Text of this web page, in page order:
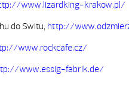
www.lizardking-krakow.pl/
do Switu, http://
www.rockcafe.cz/
www.essig-fabrik.de/